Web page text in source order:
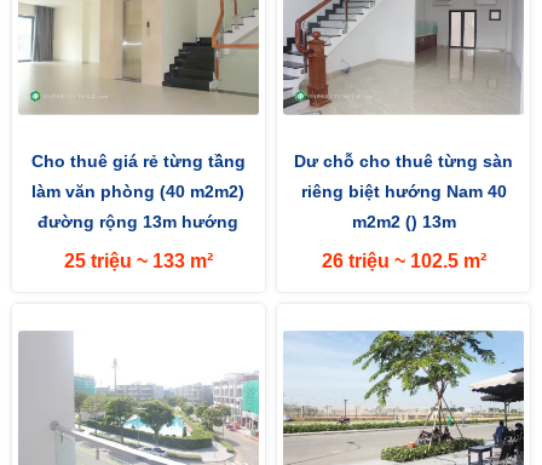
Cho thuê giá rẻ từng tầng
làm văn phòng (40 m2m2)
đường rộng 13m hướng
Nam
25 triệu ~ 133 m²
Dư chỗ cho thuê từng sàn
riêng biệt hướng Nam 40
m2m2 () 13m
26 triệu ~ 102.5 m²